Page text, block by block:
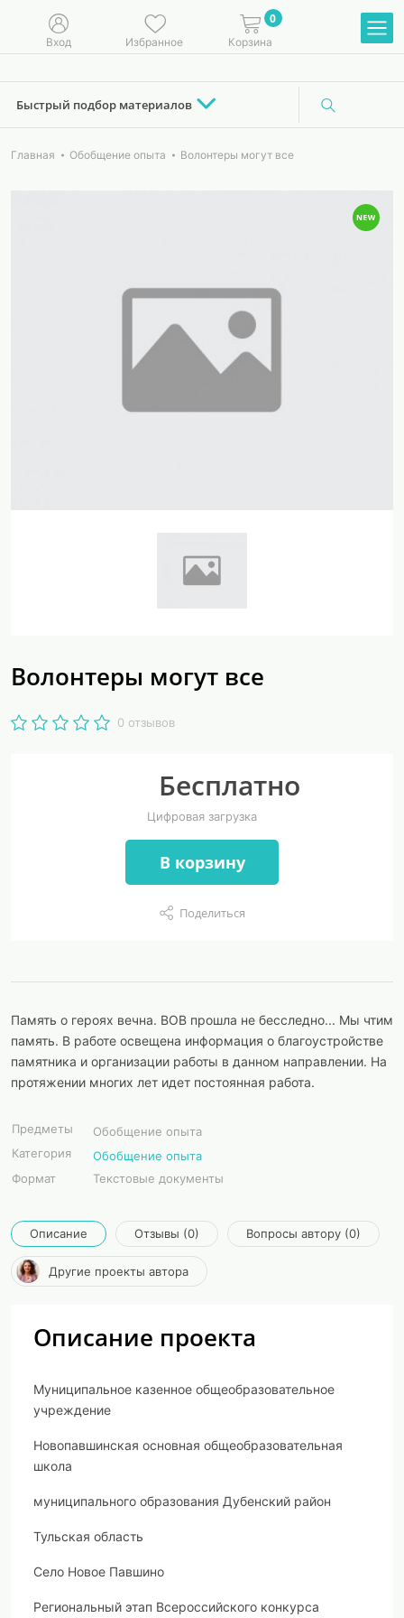
Вход Избранное
0
Корзина
Быстрый подбор материалов
Главная Обобщение опыта Волонтеры могут все
Волонтеры могут все
0 отзывов
Бесплатно
Цифровая загрузка
В корзину
Поделиться
Память о героях вечна. ВОВ прошла не бесследно... Мы чтим
память. В работе освещена информация о благоустройстве
памятника и организации работы в данном направлении. На
протяжении многих лет идет постоянная работа.
Предметы
Обобщение опыта
Категория
Обобщение опыта
Формат
Текстовые документы
Описание Отзывы (0) Вопросы автору (0)
Другие проекты автора
Описание проекта
Муниципальное казенное общеобразовательное
учреждение
Новопавшинская основная общеобразовательная
школа
муниципального образования Дубенский район
Тульская область
Село Новое Павшино
Региональный этап Всероссийского конкурса